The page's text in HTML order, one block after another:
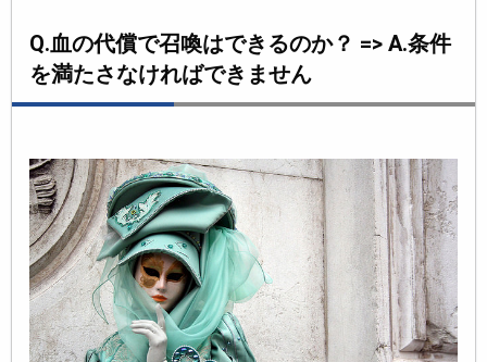
Q.血の代償で召喚はできるのか？ => A.条件
を満たさなければできません